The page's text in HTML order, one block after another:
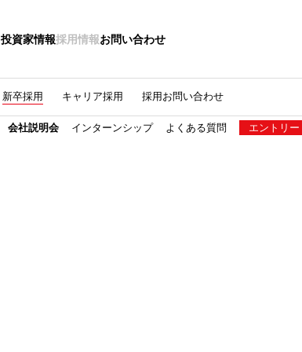
投資家情報採用情報お問い合わせ
新卒採用 キャリア採用 採用お問い合わせ
会社説明会 インターンシップ よくある質問 エントリー